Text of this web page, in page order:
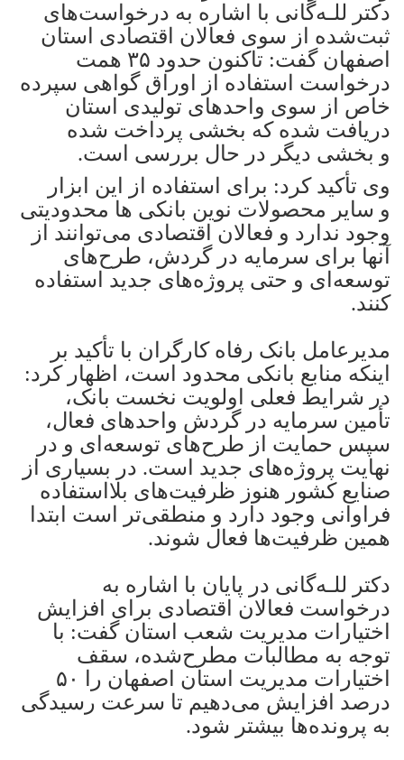
دکتر للـه‌گانی با اشاره به درخواست‌های
ثبت‌شده از سوی فعالان اقتصادی استان
اصفهان گفت: تاکنون حدود ۳۵ همت
درخواست استفاده از اوراق گواهی سپرده
خاص از سوی واحدهای تولیدی استان
دریافت شده که بخشی پرداخت شده
و بخشی دیگر در حال بررسی است.
وی تأکید کرد: برای استفاده از این ابزار
و سایر محصولات نوین بانکی ها محدودیتی
وجود ندارد و فعالان اقتصادی می‌توانند از
آنها برای سرمایه در گردش، طرح‌های
توسعه‌ای و حتی پروژه‌های جدید استفاده
کنند.
مدیرعامل بانک رفاه کارگران با تأکید بر
اینکه منابع بانکی محدود است، اظهار کرد:
در شرایط فعلی اولویت نخست بانک،
تأمین سرمایه در گردش واحدهای فعال،
سپس حمایت از طرح‌های توسعه‌ای و در
نهایت پروژه‌های جدید است. در بسیاری از
صنایع کشور هنوز ظرفیت‌های بلااستفاده
فراوانی وجود دارد و منطقی‌تر است ابتدا
همین ظرفیت‌ها فعال شوند.
دکتر للـه‌گانی در پایان با اشاره به
درخواست فعالان اقتصادی برای افزایش
اختیارات مدیریت شعب استان گفت: با
توجه به مطالبات مطرح‌شده، سقف
اختیارات مدیریت استان اصفهان را ۵۰
درصد افزایش می‌دهیم تا سرعت رسیدگی
به پرونده‌ها بیشتر شود.